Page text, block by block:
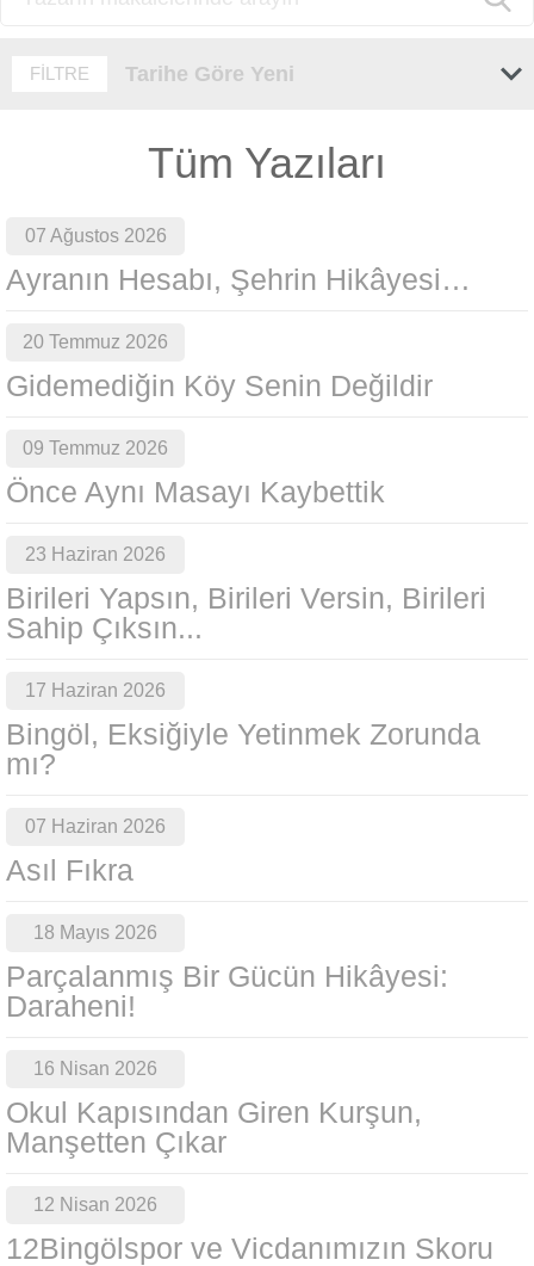
FİLTRE Tarihe Göre Yeni
Tüm Yazıları
07 Ağustos 2026
Ayranın Hesabı, Şehrin Hikâyesi…
20 Temmuz 2026
Gidemediğin Köy Senin Değildir
09 Temmuz 2026
Önce Aynı Masayı Kaybettik
23 Haziran 2026
Birileri Yapsın, Birileri Versin, Birileri
Sahip Çıksın...
17 Haziran 2026
Bingöl, Eksiğiyle Yetinmek Zorunda
mı?
07 Haziran 2026
Asıl Fıkra
18 Mayıs 2026
Parçalanmış Bir Gücün Hikâyesi:
Daraheni!
16 Nisan 2026
Okul Kapısından Giren Kurşun,
Manşetten Çıkar
12 Nisan 2026
12Bingölspor ve Vicdanımızın Skoru